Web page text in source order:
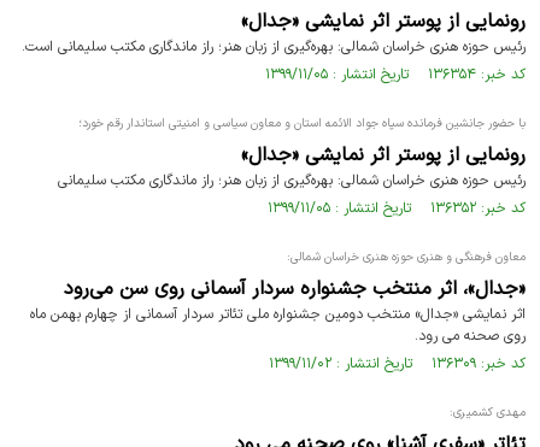
رونمایی از پوستر اثر نمایشی «جدال»
رئیس حوزه هنری خراسان شمالی: بهره‌گیری از زبان هنر؛ راز ماندگاری مکتب سلیمانی است.
کد خبر: ۱۳۶۳۵۴ تاریخ انتشار : ۱۳۹۹/۱۱/۰۵
با حضور جانشین فرمانده سپاه جواد الائمه استان و معاون سیاسی و امنیتی استاندار رقم خورد؛
رونمایی از پوستر اثر نمایشی «جدال»
رئیس حوزه هنری خراسان شمالی: بهره‌گیری از زبان هنر؛ راز ماندگاری مکتب سلیمانی
کد خبر: ۱۳۶۳۵۲ تاریخ انتشار : ۱۳۹۹/۱۱/۰۵
معاون فرهنگی و هنری حوزه هنری خراسان شمالی:
«جدال»، اثر منتخب جشنواره سردار آسمانی روی سن می‌رود
اثر نمایشی «جدال» منتخب دومین جشنواره ملی تئاتر سردار آسمانی از چهارم بهمن ماه
روی صحنه می رود.
کد خبر: ۱۳۶۳۰۹ تاریخ انتشار : ۱۳۹۹/۱۱/۰۲
مهدی کشمیری: